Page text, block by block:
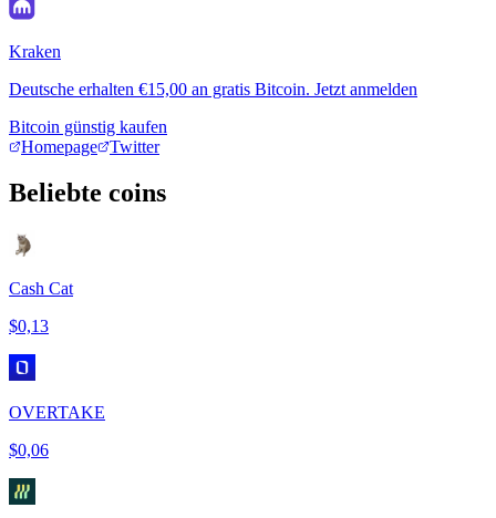
Kraken
Deutsche erhalten €15,00 an gratis Bitcoin. Jetzt anmelden
Bitcoin günstig kaufen
Homepage
Twitter
Beliebte coins
Cash Cat
$0,13
OVERTAKE
$0,06